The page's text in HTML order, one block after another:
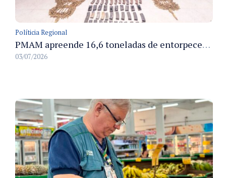
Políticia Regional
PMAM apreende 16,6 toneladas de entorpecentes e registra aumento nas prisões em flagrante e nas capturas de foragidos no primeiro semestre de 2026
03/07/2026